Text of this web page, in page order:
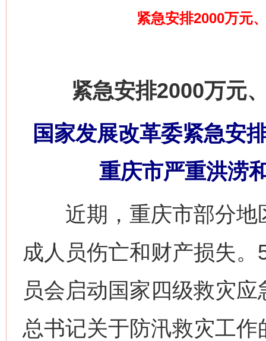
紧急安排2000万元
紧急安排2000万元、
国家发展改革委紧急安
重庆市严重洪涝
近期，重庆市部分地
成人员伤亡和财产损失
员会启动国家四级救灾
总书记关于防汛救灾工